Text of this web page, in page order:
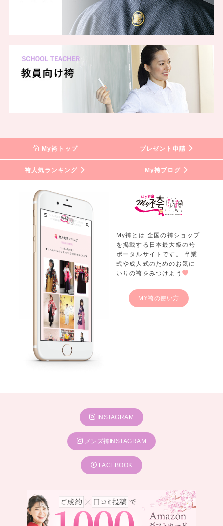
My袴トップ プレゼント申請
袴人気ランキング My袴ブログ
My袴とは 全国の袴ショップ
を掲載する日本最大級の袴
ポータルサイトです。 卒業
式や成人式のためのお気に
いりの袴をみつけよう
MY袴の使い方
INSTAGRAM
メンズ袴INSTAGRAM
FACEBOOK